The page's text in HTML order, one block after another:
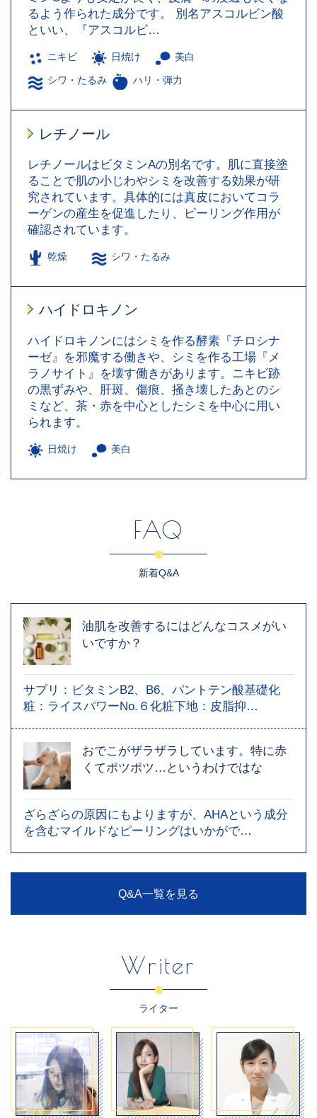
るよう作られた成分です。 別名アスコルビン酸
といい、『アスコルビ…
ニキビ 日焼け 美白
シワ・たるみ ハリ・弾力
レチノール
レチノールはビタミンAの別名です。肌に直接塗
ることで肌の小じわやシミを改善する効果が研
究されています。具体的には真皮においてコラ
ーゲンの産生を促進したり、ピーリング作用が
確認されています。
乾燥 シワ・たるみ
ハイドロキノン
ハイドロキノンにはシミを作る酵素『チロシナ
ーゼ』を邪魔する働きや、シミを作る工場『メ
ラノサイト』を壊す働きがあります。ニキビ跡
の黒ずみや、肝斑、傷痕、掻き壊したあとのシ
ミなど、茶・赤を中心としたシミを中心に用い
られます。
日焼け 美白
FAQ
新着Q&A
油肌を改善するにはどんなコスメがい
いですか？
サプリ：ビタミンB2、B6、パントテン酸基礎化
粧：ライスパワーNo.６化粧下地：皮脂抑…
おでこがザラザラしています。特に赤
くてポツポツ…というわけではな
ざらざらの原因にもよりますが、AHAという成分
を含むマイルドなピーリングはいかがで…
Q&A一覧を見る
Writer
ライター